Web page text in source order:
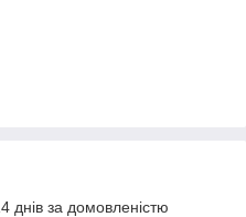
днів за домовленістю